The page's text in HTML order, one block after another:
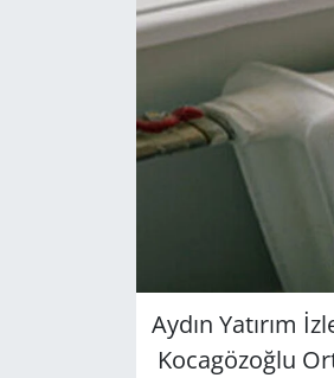
Aydın Yatırım
Kocagözoğlu
GÜNDEM
HABERDE İNSAN
KÜLTÜR SANAT
RESMİ İLANLAR